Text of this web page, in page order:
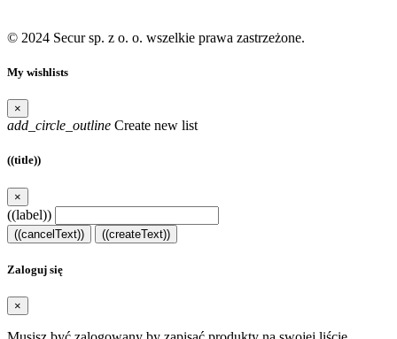
© 2024 Secur sp. z o. o. wszelkie prawa zastrzeżone.
My wishlists
×
add_circle_outline Create new list
((title))
×
((label))
((cancelText)) ((createText))
Zaloguj się
×